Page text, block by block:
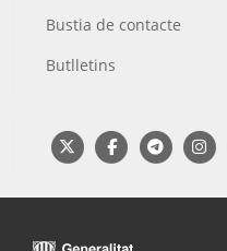
Bustia de contacte
Butlletins